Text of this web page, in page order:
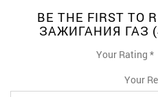
BE THE FIRST TO
ЗАЖИГАНИЯ ГАЗ
Your Rating *
Your